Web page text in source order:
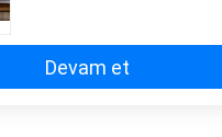
Devam et